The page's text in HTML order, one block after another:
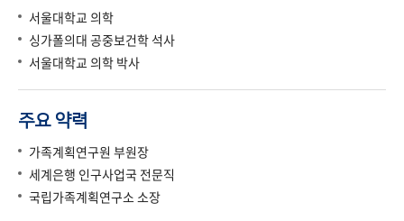
서울대학교 의학
싱가폴의대 공중보건학 석사
서울대학교 의학 박사
주요 약력
가족계획연구원 부원장
세계은행 인구사업국 전문직
국립가족계획연구소 소장